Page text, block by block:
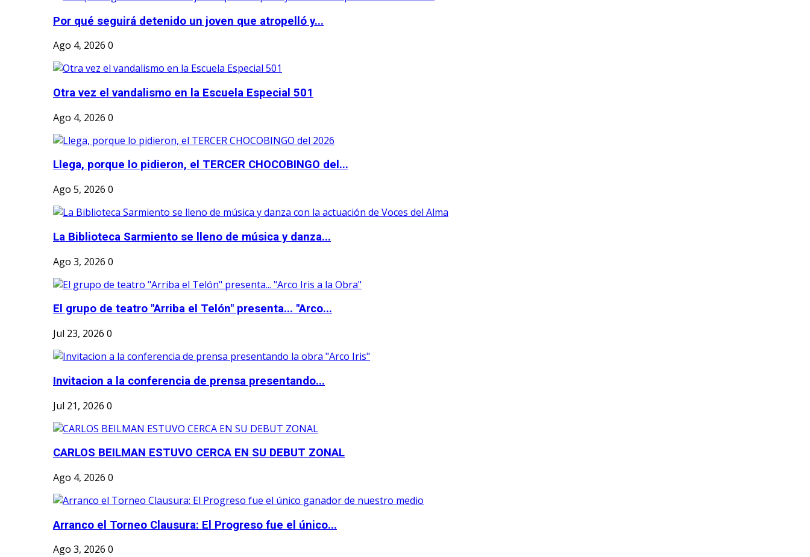
Por qué seguirá detenido un joven que atropelló y...
Ago 4, 2026 0
Otra vez el vandalismo en la Escuela Especial 501
Ago 4, 2026 0
Llega, porque lo pidieron, el TERCER CHOCOBINGO del...
Ago 5, 2026 0
La Biblioteca Sarmiento se lleno de música y danza...
Ago 3, 2026 0
El grupo de teatro "Arriba el Telón" presenta... "Arco...
Jul 23, 2026 0
Invitacion a la conferencia de prensa presentando...
Jul 21, 2026 0
CARLOS BEILMAN ESTUVO CERCA EN SU DEBUT ZONAL
Ago 4, 2026 0
Arranco el Torneo Clausura: El Progreso fue el único...
Ago 3, 2026 0